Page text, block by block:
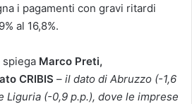
i pagamenti con gravi ritardi
al 16,8%.
spiega Marco Preti,
CRIBIS – il dato di Abruzzo (-1,6
Liguria (-0,9 p.p.), dove le imprese